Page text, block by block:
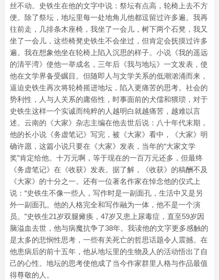
丝不动。史铁生在他的文字中说：祭坛有点高，轮椅上去不方
便。除了祭坛，地坛里每一处地角儿他都逗留过许多遍。我再
往前走，几排条木座椅，我坐了一会儿，树下两个石凳，我又
坐了一会儿，这些椅凳史铁生不会坐过，但肯定会抚摸过许多
遍。我在想象他坐在轮椅上陷入沉思的样子。小说《我的遥远
的清平湾》使他一举成名，三年后《我与地坛》一文发表，使
他在文学界备受瞩目。但随即人与文学关系的低潮汹涌而来，
逼迫史铁生再次将轮椅摇进地坛，陷入更痛苦的思考。社会的
势利性，人与人关系的庸俗性，时事面前的犬儒和猥琐，对于
史铁生这样一个实诚而纯粹的人越明白就越痛苦，越难以言
述。云南的《大家》杂志主编在他去世后说：八十年代末期，
他的长小说《务虚笔记》写完，被《大家》看中，《大家》明
确许愿，这篇小说只要在《大家》发表，当年的“大家文学
奖”肯定给他。十万元啊，等于现在的一百万元还多，但最终
《务虚笔记》在《收获》发表。据了解，《收获》的稿酬不及
《大家》的十分之一。还有一位著名作家在悼念他的仪式上
说：“史铁生不像一些人，写作时是一副面孔，生活中又是另
外一副面孔。他的人格完全和写作融为一体，他不是一个演
员。”史铁生21岁双腿瘫痪，47岁又患上尿毒症，直至59岁因
脑溢血去世，他与病魔抗争了38年。我读他的文字更多感触的
是太多的悲悯性思考，一些有关死亡的哲思话题令人震撼。在
他患病后的前十五年，他从地坛里的生物及人的活动悟出了自
己的心性。地坛的思考使他成了当今作家群里人格与作品最值
得尊敬的人。